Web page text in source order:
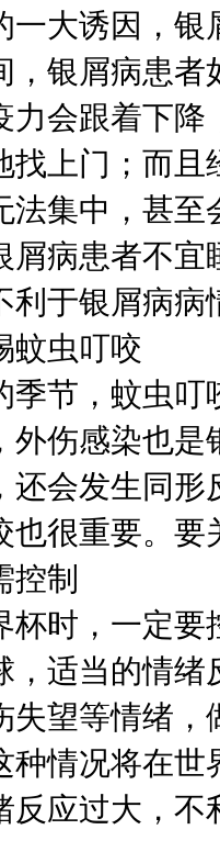
一大诱因，
，银屑病患
力会跟着下
找上门；而
法集中，甚
屑病患者不
利于银屑病
蚊虫叮咬
季节，蚊虫
外伤感染也
还会发生同
也很重要。
控制
杯时，一定
，适当的情
失望等情绪
种情况将在
反应过大，